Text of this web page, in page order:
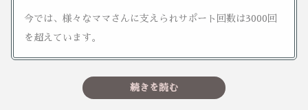
今では、様々なママさんに支えられサポート回数は3000回
を超えています。
続きを読む